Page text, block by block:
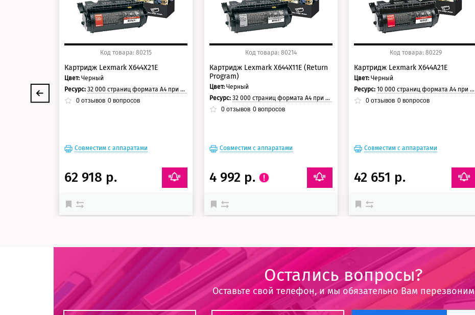
Код товара: 80215
Картридж Lexmark X644X21E
Цвет: Черный
Ресурс:32 000 страниц формата А4 при 5% заполнении страницы.
0 отзывов 0 вопросов
Совместим с аппаратами
62 918 р.
Код товара: 80214
Картридж Lexmark X644X11E (Return
Program)
Цвет: Черный
Ресурс: 32 000 страниц формата А4 при 5% заполнении страницы.
0отзывов 0вопросов
Совместим с аппаратами
4 992 р.
Код товара: 80229
Картридж Lexmark X644A21E
Цвет: Черный
Ресурс:10 000 страниц формата А4 при 5% заполнении страницы.
0 отзывов 0 вопросов
Совместим с аппаратами
42 651 р.
Остались вопросы?
Оставьте свой телефон, и мы обязательно Вам перезвоним